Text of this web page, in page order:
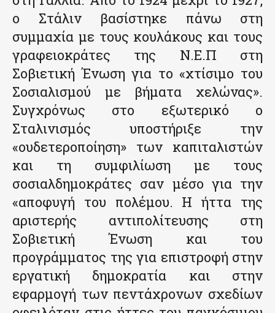
ο Στάλιν βασίστηκε πάνω στη
συμμαχία με τους κουλάκους και τους
γραφειοκράτες της Ν.Ε.Π στη
Σοβιετική Ένωση για το «χτίσιμο του
Σοσιαλισμού με βήματα χελώνας».
Συγχρόνως στο εξωτερικό ο
Σταλινισμός υποστήριξε την
«ουδετεροποίηση» των καπιταλιστών
και τη συμφιλίωση με τους
σοσιαλδημοκράτες σαν μέσο για την
«αποφυγή του πολέμου. Η ήττα της
αριστερής αντιπολίτευσης στη
Σοβιετική Ένωση και του
προγράμματος της για επιστροφή στην
εργατική δημοκρατία και στην
εφαρμογή των πεντάχρονων σχεδίων